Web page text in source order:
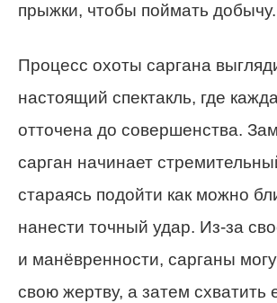
прыжки, чтобы поймать добычу.
Процесс охоты саргана
настоящий спектакль, где
отточена до совершенства.
сарган начинает
стараясь подойти как можно
нанести точный удар. Из-за
и манёвренности, сарганы
свою жертву, а затем схватить